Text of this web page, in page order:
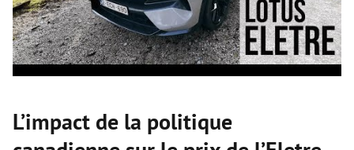
L’impact de la politique